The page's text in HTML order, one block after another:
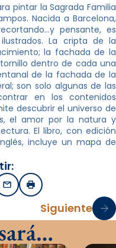
pintar la Sagrada Familia
Nacida a Barcelona,
pensante, es
La cripta de la
la fachada de la
dentro de cada una
de la fachada de la
son solo algunas de las
en los contenidos
descubrir el universo de
el amor por la natura y
El libro, con edición
incluye un mapa de
EmailImprimir
Siguiente